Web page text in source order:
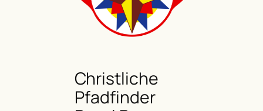
Christliche
Pfadfinder